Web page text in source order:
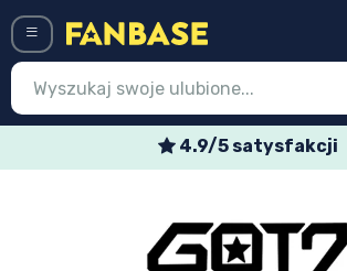
4.9/5 satysfakcji
Najnowsze rzeczy